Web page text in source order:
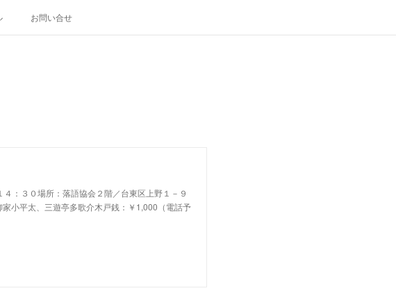
お問い合せ
３０場所：落語協会２階／台東区上野１－９
小平太、三遊亭多歌介木戸銭：￥1,000（電話予